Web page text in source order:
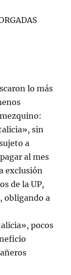
lo más
sin
a
al mes
exclusión
de la UP,
obligando a
pocos